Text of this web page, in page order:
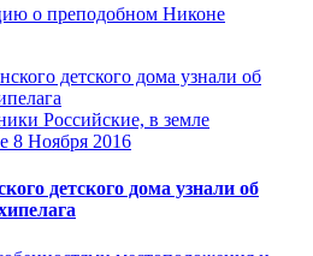
о преподобном Никоне
Российские, в земле
8 Ноября 2016
детского дома узнали об